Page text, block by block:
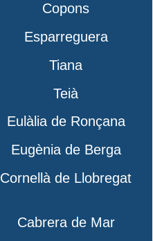
Copons
Esparreguera
Tiana
Teià
Eulàlia de Ronçana
Eugènia de Berga
Cornellà de Llobregat
Cabrera de Mar